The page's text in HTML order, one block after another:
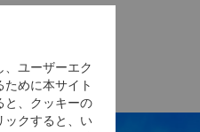
ロビーコート
ユーザーエク
めに本サイト
と、クッキーの
ックすると、い